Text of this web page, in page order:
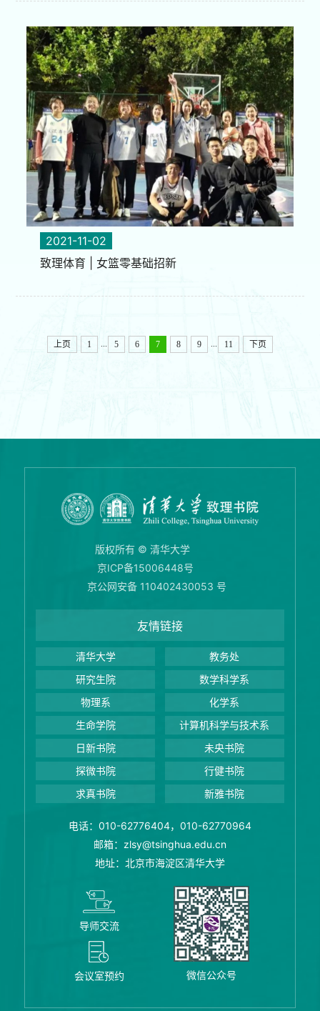
2021-11-02
致理体育 | 女篮零基础招新
上页 1 ... 5 6 7 8 9 ... 11 下页
版权所有 © 清华大学
京ICP备15006448号
京公网安备 110402430053 号
友情链接
清华大学
教务处
研究生院
数学科学系
物理系
化学系
生命学院
计算机科学与技术系
日新书院
未央书院
探微书院
行健书院
求真书院
新雅书院
电话：010-62776404，010-62770964
邮箱：zlsy@tsinghua.edu.cn
地址：北京市海淀区清华大学
导师交流
会议室预约 微信公众号